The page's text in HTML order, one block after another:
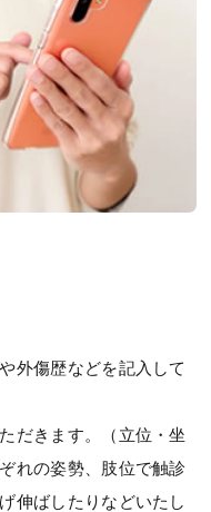
外傷歴などを記入して
だきます。（立位・坐
れの姿勢、肢位で触診
伸ばしたりなどいたし